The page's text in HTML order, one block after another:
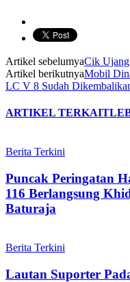
Artikel sebelumyaCik
Artikel berikutnyaMobil
LC V 8 Sudah
ARTIKEL TERKAIT
Berita Terkini
Puncak Peringatan
116 Berlangsung
Baturaja
Berita Terkini
Lautan Suporter